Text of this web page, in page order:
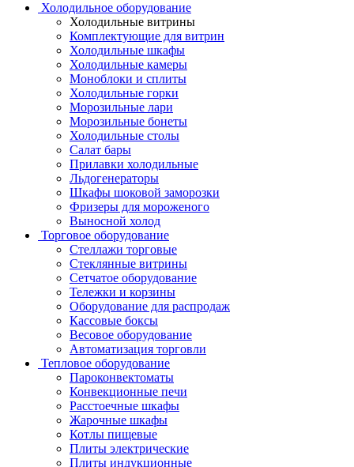
Холодильное оборудование
Холодильные витрины
Комплектующие для витрин
Холодильные шкафы
Холодильные камеры
Моноблоки и сплиты
Холодильные горки
Морозильные лари
Морозильные бонеты
Холодильные столы
Салат бары
Прилавки холодильные
Льдогенераторы
Шкафы шоковой заморозки
Фризеры для мороженого
Выносной холод
Торговое оборудование
Стеллажи торговые
Стеклянные витрины
Сетчатое оборудование
Тележки и корзины
Оборудование для распродаж
Кассовые боксы
Весовое оборудование
Автоматизация торговли
Тепловое оборудование
Пароконвектоматы
Конвекционные печи
Расстоечные шкафы
Жарочные шкафы
Котлы пищевые
Плиты электрические
Плиты индукционные